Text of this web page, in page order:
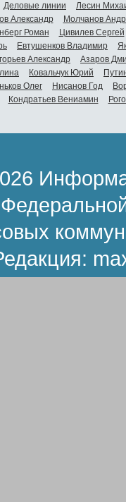
Деловые линии
Лесин
Александр
Молчанов
Роман
Цивилев Сергей
Евтушенков Владимир
Александр
Азаров
Ковальчук Юрий
Олег Нисанов Год
Кондратьев Вениамин